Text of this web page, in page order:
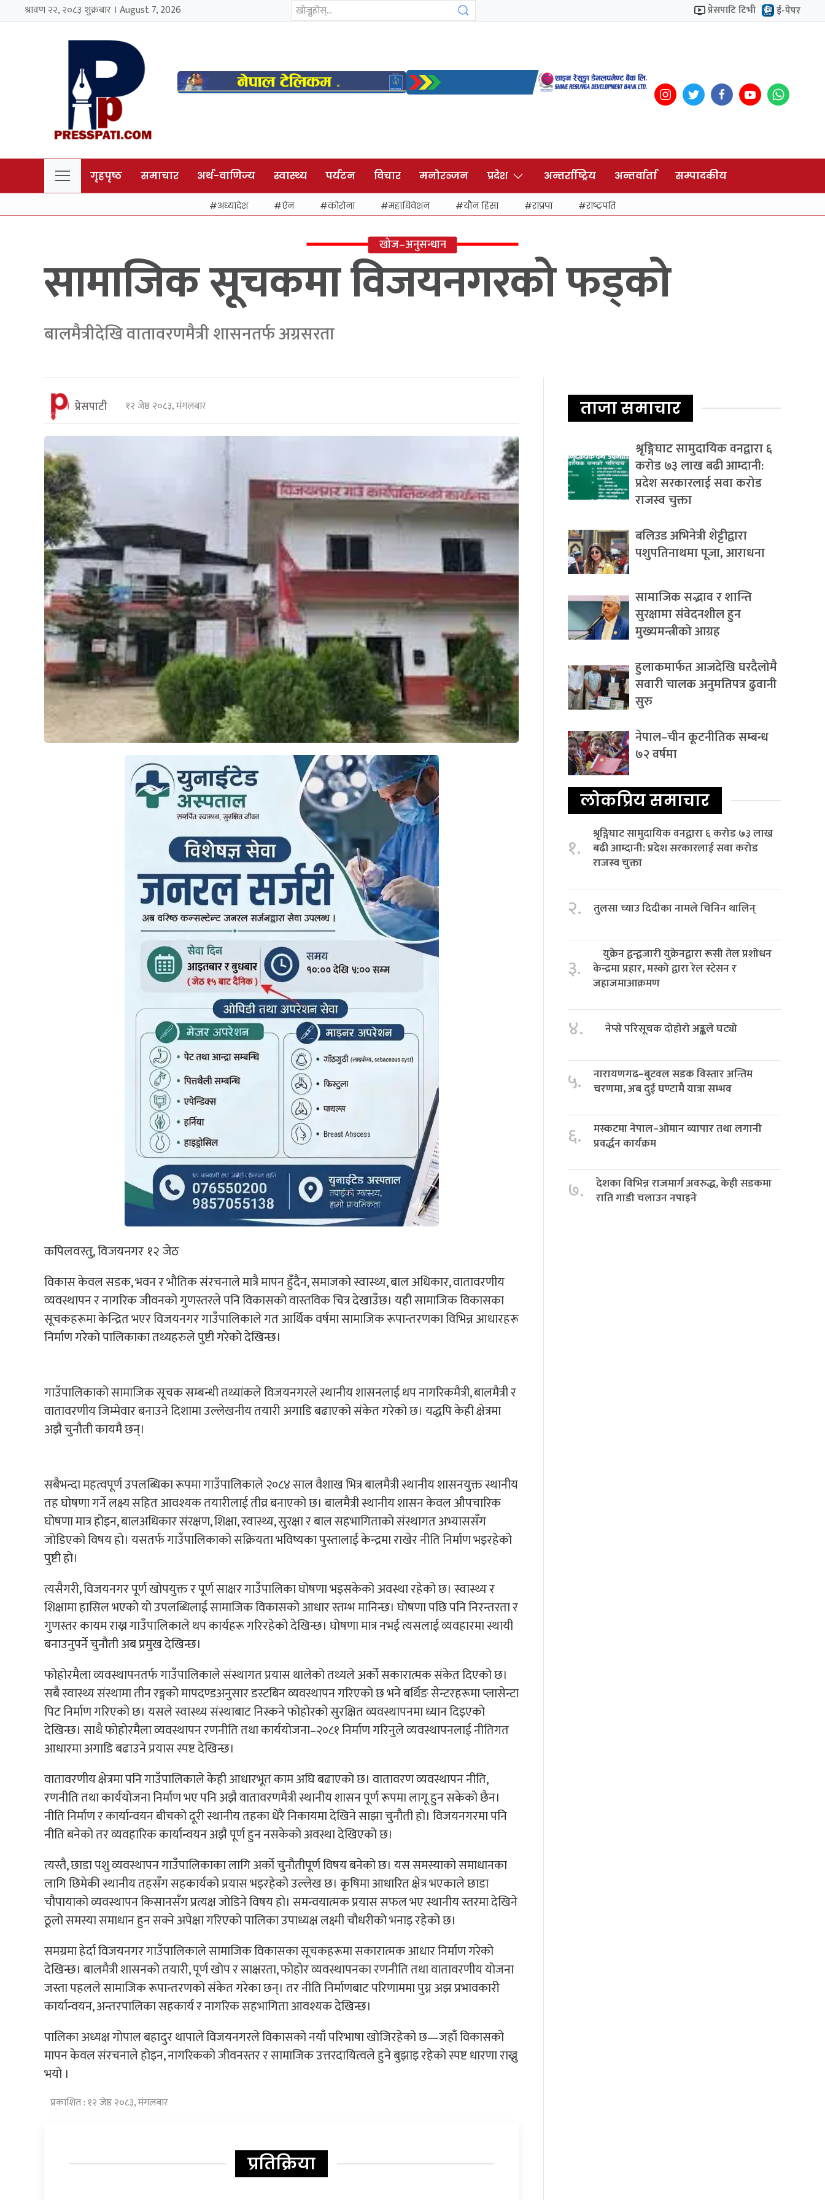
श्रावण २२, २०८३ शुक्रबार । August 7, 2026 प्रेसपाटि टिभी ई-पेपर
गृहपृष्ठ समाचार अर्थ-वाणिज्य स्वास्थ्य पर्यटन विचार मनोरञ्जन प्रदेश अन्तर्राष्ट्रिय अन्तर्वार्ता सम्पादकीय
अध्यादेश ऐन कोरोना महाधिवेशन यौन हिंसा राप्रपा राष्ट्रपति
खोज–अनुसन्धान
सामाजिक सूचकमा विजयनगरको फड्को
बालमैत्रीदेखि वातावरणमैत्री शासनतर्फ अग्रसरता
प्रेसपाटी १२ जेष्ठ २०८३, मंगलबार
कपिलवस्तु, विजयनगर १२ जेठ
विकास केवल सडक, भवन र भौतिक संरचनाले मात्रै मापन हुँदैन, समाजको स्वास्थ्य, बाल अधिकार, वातावरणीय
व्यवस्थापन र नागरिक जीवनको गुणस्तरले पनि विकासको वास्तविक चित्र देखाउँछ। यही सामाजिक विकासका
सूचकहरूमा केन्द्रित भएर विजयनगर गाउँपालिकाले गत आर्थिक वर्षमा सामाजिक रूपान्तरणका विभिन्न आधारहरू
निर्माण गरेको पालिकाका तथ्यहरुले पुष्टी गरेको देखिन्छ।
गाउँपालिकाको सामाजिक सूचक सम्बन्धी तथ्यांकले विजयनगरले स्थानीय शासनलाई थप नागरिकमैत्री, बालमैत्री र
वातावरणीय जिम्मेवार बनाउने दिशामा उल्लेखनीय तयारी अगाडि बढाएको संकेत गरेको छ। यद्धपि केही क्षेत्रमा
अझै चुनौती कायमै छन्।
सबैभन्दा महत्वपूर्ण उपलब्धिका रूपमा गाउँपालिकाले २०८४ साल वैशाख भित्र बालमैत्री स्थानीय शासनयुक्त स्थानीय
तह घोषणा गर्ने लक्ष्य सहित आवश्यक तयारीलाई तीव्र बनाएको छ। बालमैत्री स्थानीय शासन केवल औपचारिक
घोषणा मात्र होइन, बालअधिकार संरक्षण, शिक्षा, स्वास्थ्य, सुरक्षा र बाल सहभागिताको संस्थागत अभ्याससँग
जोडिएको विषय हो। यसतर्फ गाउँपालिकाको सक्रियता भविष्यका पुस्तालाई केन्द्रमा राखेर नीति निर्माण भइरहेको
पुष्टी हो।
त्यसैगरी, विजयनगर पूर्ण खोपयुक्त र पूर्ण साक्षर गाउँपालिका घोषणा भइसकेको अवस्था रहेको छ। स्वास्थ्य र
शिक्षामा हासिल भएको यो उपलब्धिलाई सामाजिक विकासको आधार स्तम्भ मानिन्छ। घोषणा पछि पनि निरन्तरता र
गुणस्तर कायम राख्न गाउँपालिकाले थप कार्यहरू गरिरहेको देखिन्छ। घोषणा मात्र नभई त्यसलाई व्यवहारमा स्थायी
बनाउनुपर्ने चुनौती अब प्रमुख देखिन्छ।
फोहोरमैला व्यवस्थापनतर्फ गाउँपालिकाले संस्थागत प्रयास थालेको तथ्यले अर्को सकारात्मक संकेत दिएको छ।
सबै स्वास्थ्य संस्थामा तीन रङ्गको मापदण्डअनुसार डस्टबिन व्यवस्थापन गरिएको छ भने बर्थिङ सेन्टरहरूमा प्लासेन्टा
पिट निर्माण गरिएको छ। यसले स्वास्थ्य संस्थाबाट निस्कने फोहोरको सुरक्षित व्यवस्थापनमा ध्यान दिइएको
देखिन्छ। साथै फोहोरमैला व्यवस्थापन रणनीति तथा कार्ययोजना–२०८१ निर्माण गरिनुले व्यवस्थापनलाई नीतिगत
आधारमा अगाडि बढाउने प्रयास स्पष्ट देखिन्छ।
वातावरणीय क्षेत्रमा पनि गाउँपालिकाले केही आधारभूत काम अघि बढाएको छ। वातावरण व्यवस्थापन नीति,
रणनीति तथा कार्ययोजना निर्माण भए पनि अझै वातावरणमैत्री स्थानीय शासन पूर्ण रूपमा लागू हुन सकेको छैन।
नीति निर्माण र कार्यान्वयन बीचको दूरी स्थानीय तहका धेरै निकायमा देखिने साझा चुनौती हो। विजयनगरमा पनि
नीति बनेको तर व्यवहारिक कार्यान्वयन अझै पूर्ण हुन नसकेको अवस्था देखिएको छ।
त्यस्तै, छाडा पशु व्यवस्थापन गाउँपालिकाका लागि अर्को चुनौतीपूर्ण विषय बनेको छ। यस समस्याको समाधानका
लागि छिमेकी स्थानीय तहसँग सहकार्यको प्रयास भइरहेको उल्लेख छ। कृषिमा आधारित क्षेत्र भएकाले छाडा
चौपायाको व्यवस्थापन किसानसँग प्रत्यक्ष जोडिने विषय हो। समन्वयात्मक प्रयास सफल भए स्थानीय स्तरमा देखिने
ठूलो समस्या समाधान हुन सक्ने अपेक्षा गरिएको पालिका उपाध्यक्ष लक्ष्मी चौधरीको भनाइ रहेको छ।
समग्रमा हेर्दा विजयनगर गाउँपालिकाले सामाजिक विकासका सूचकहरूमा सकारात्मक आधार निर्माण गरेको
देखिन्छ। बालमैत्री शासनको तयारी, पूर्ण खोप र साक्षरता, फोहोर व्यवस्थापनका रणनीति तथा वातावरणीय योजना
जस्ता पहलले सामाजिक रूपान्तरणको संकेत गरेका छन्। तर नीति निर्माणबाट परिणाममा पुग्न अझ प्रभावकारी
कार्यान्वयन, अन्तरपालिका सहकार्य र नागरिक सहभागिता आवश्यक देखिन्छ।
पालिका अध्यक्ष गोपाल बहादुर थापाले विजयनगरले विकासको नयाँ परिभाषा खोजिरहेको छ—जहाँ विकासको
मापन केवल संरचनाले होइन, नागरिकको जीवनस्तर र सामाजिक उत्तरदायित्वले हुने बुझाइ रहेको स्पष्ट धारणा राख्नु
भयो ।
प्रकाशित : १२ जेष्ठ २०८३, मंगलबार
प्रतिक्रिया
ताजा समाचार
श्रृङ्गिघाट सामुदायिक वनद्वारा ६
करोड ७३ लाख बढी आम्दानी:
प्रदेश सरकारलाई सवा करोड
राजस्व चुक्ता
बलिउड अभिनेत्री शेट्टीद्वारा
पशुपतिनाथमा पूजा, आराधना
सामाजिक सद्भाव र शान्ति
सुरक्षामा संवेदनशील हुन
मुख्यमन्त्रीको आग्रह
हुलाकमार्फत आजदेखि घरदैलोमै
सवारी चालक अनुमतिपत्र ढुवानी
सुरु
नेपाल–चीन कूटनीतिक सम्बन्ध
७२ वर्षमा
लोकप्रिय समाचार
१.
श्रृङ्गिघाट सामुदायिक वनद्वारा ६ करोड ७३ लाख
बढी आम्दानी: प्रदेश सरकारलाई सवा करोड
राजस्व चुक्ता
२. तुलसा च्याउ दिदीका नामले चिनिन थालिन्
३.
युक्रेन द्वन्द्वजारी युक्रेनद्वारा रूसी तेल प्रशोधन
केन्द्रमा प्रहार, मस्को द्वारा रेल स्टेसन र
जहाजमाआक्रमण
४. नेप्से परिसूचक दोहोरो अङ्कले घट्यो
५.
नारायणगढ–बुटवल सडक विस्तार अन्तिम
चरणमा, अब दुई घण्टामै यात्रा सम्भव
६.
मस्कटमा नेपाल–ओमान व्यापार तथा लगानी
प्रवर्द्धन कार्यक्रम
७.
देशका विभिन्न राजमार्ग अवरुद्ध, केही सडकमा
राति गाडी चलाउन नपाइने